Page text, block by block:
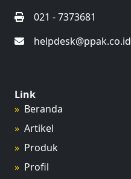
021 - 7373681
helpdesk@ppak.co.id
Link
Beranda
Artikel
Produk
Profil